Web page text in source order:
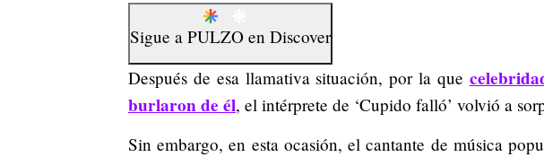
Sigue a PULZO en Discover
Después de esa llamativa situación, por la que
burlaron de él, el intérprete de ‘Cupido falló’ volvió a
Sin embargo, en esta ocasión, el cantante de música